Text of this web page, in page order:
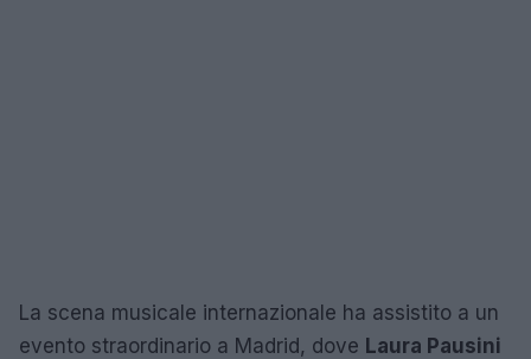
La scena musicale internazionale ha assistito a un
evento straordinario a Madrid, dove Laura Pausini